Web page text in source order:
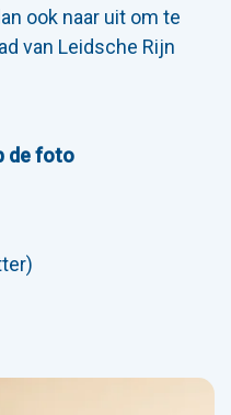
ook naar uit om te
van Leidsche Rijn
de foto